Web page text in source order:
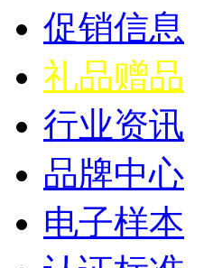
促销信息
礼品赠品
行业资讯
品牌中心
电子样本